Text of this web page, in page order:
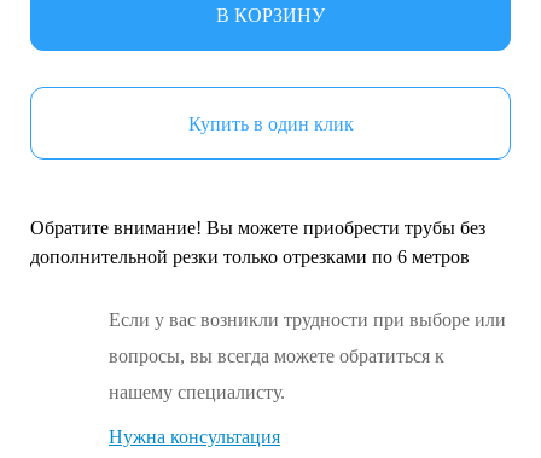
В КОРЗИНУ
Купить в один клик
Обратите внимание! Вы можете приобрести трубы без
дополнительной резки только отрезками по 6 метров
Если у вас возникли трудности при выборе или
вопросы, вы всегда можете обратиться к
нашему специалисту.
Нужна консультация